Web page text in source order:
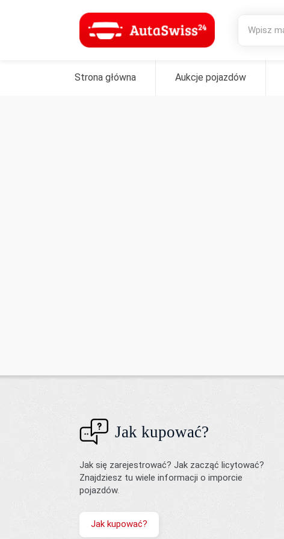
Strona główna Aukcje pojazdów
Jak kupować?
Jak się zarejestrować? Jak zacząć licytować?
Znajdziesz tu wiele informacji o imporcie
pojazdów.
Jak kupować?